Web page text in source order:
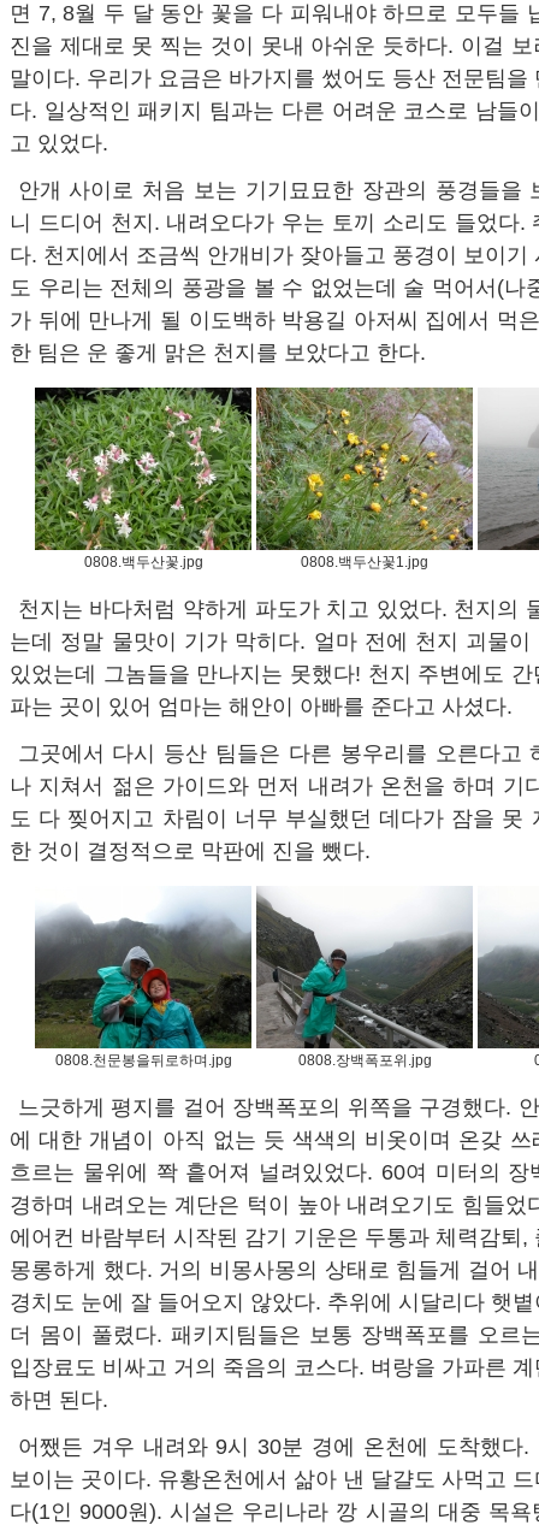
면 7, 8월 두 달 동안 꽃을 다 피워내야 하므로 모두들
진을 제대로 못 찍는 것이 못내 아쉬운 듯하다. 이걸
말이다. 우리가 요금은 바가지를 썼어도 등산 전문팀을
다. 일상적인 패키지 팀과는 다른 어려운 코스로 남들
고 있었다.
안개 사이로 처음 보는 기기묘묘한 장관의 풍경들을
니 드디어 천지. 내려오다가 우는 토끼 소리도 들었다.
다. 천지에서 조금씩 안개비가 잦아들고 풍경이 보이기
도 우리는 전체의 풍광을 볼 수 없었는데 술 먹어서(나
가 뒤에 만나게 될 이도백하 박용길 아저씨 집에서 먹
한 팀은 운 좋게 맑은 천지를 보았다고 한다.
0808.백두산꽃.jpg 0808.백두산꽃1.jpg
천지는 바다처럼 약하게 파도가 치고 있었다. 천지의
는데 정말 물맛이 기가 막히다. 얼마 전에 천지 괴물이
있었는데 그놈들을 만나지는 못했다! 천지 주변에도
파는 곳이 있어 엄마는 해안이 아빠를 준다고 사셨다.
그곳에서 다시 등산 팀들은 다른 봉우리를 오른다고
나 지쳐서 젊은 가이드와 먼저 내려가 온천을 하며 기
도 다 찢어지고 차림이 너무 부실했던 데다가 잠을 못
한 것이 결정적으로 막판에 진을 뺐다.
0808.천문봉을뒤로하며.jpg 0808.장백폭포위.jpg
느긋하게 평지를 걸어 장백폭포의 위쪽을 구경했다.
에 대한 개념이 아직 없는 듯 색색의 비옷이며 온갖 쓰
흐르는 물위에 쫙 흩어져 널려있었다. 60여 미터의 장
경하며 내려오는 계단은 턱이 높아 내려오기도 힘들었
에어컨 바람부터 시작된 감기 기운은 두통과 체력감퇴,
몽롱하게 했다. 거의 비몽사몽의 상태로 힘들게 걸어
경치도 눈에 잘 들어오지 않았다. 추위에 시달리다 햇
더 몸이 풀렸다. 패키지팀들은 보통 장백폭포를 오르
입장료도 비싸고 거의 죽음의 코스다. 벼랑을 가파른
하면 된다.
어쨌든 겨우 내려와 9시 30분 경에 온천에 도착했다.
보이는 곳이다. 유황온천에서 삶아 낸 달걀도 사먹고
다(1인 9000원). 시설은 우리나라 깡 시골의 대중 목